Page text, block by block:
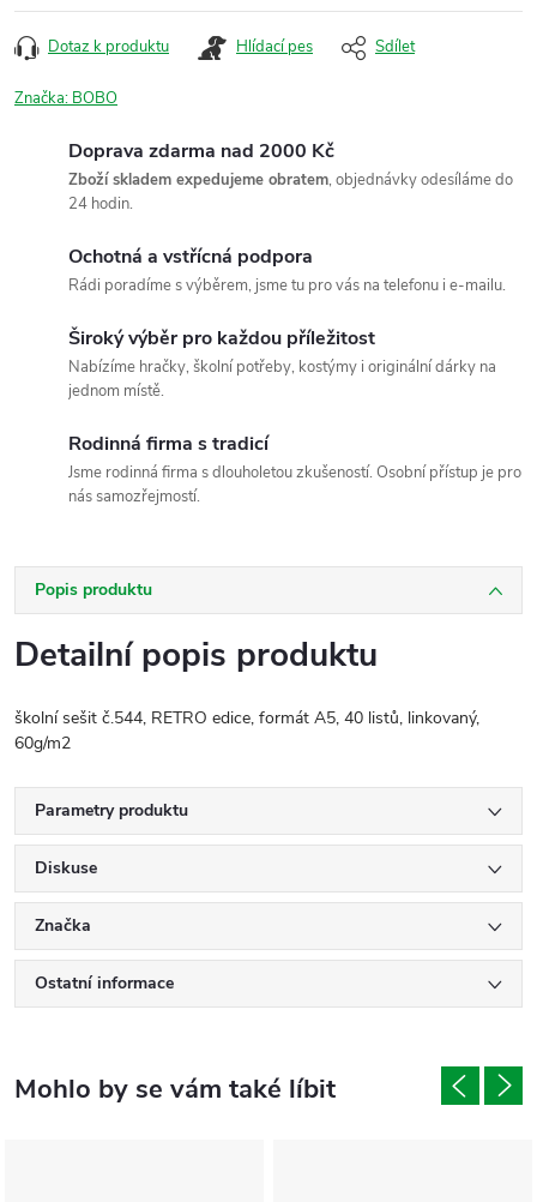
Dotaz k produktu Hlídací pes Sdílet
Značka: BOBO
Doprava zdarma nad 2000 Kč
Zboží skladem expedujeme obratem, objednávky odesíláme do
24 hodin.
Ochotná a vstřícná podpora
Rádi poradíme s výběrem, jsme tu pro vás na telefonu i e-mailu.
Široký výběr pro každou příležitost
Nabízíme hračky, školní potřeby, kostýmy i originální dárky na
jednom místě.
Rodinná firma s tradicí
Jsme rodinná firma s dlouholetou zkušeností. Osobní přístup je pro
nás samozřejmostí.
Popis produktu
Detailní popis produktu
školní sešit č.544, RETRO edice, formát A5, 40 listů, linkovaný,
60g/m2
Parametry produktu
Diskuse
Značka
Ostatní informace